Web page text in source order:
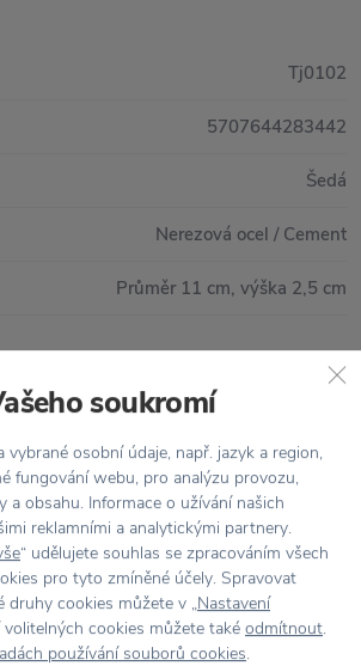
ihned
nad 2 000 Kč
do 30 dnů
na výběr
Tj0102
5707644283442
Šedá
Nerezová ocel / Cement
Průměr 11 cm, výška 2,5 cm
soukromí
vybrané osobní údaje, např. jazyk a region,
fungování webu, pro analýzu provozu,
a obsahu. Informace o užívání našich
reklamními a analytickými partnery.
“ udělujete souhlas se zpracováním všech
pro tyto zmíněné účely. Spravovat
druhy cookies můžete v „Nastavení
volitelných cookies můžete také odmítnout.
používání souborů cookies.